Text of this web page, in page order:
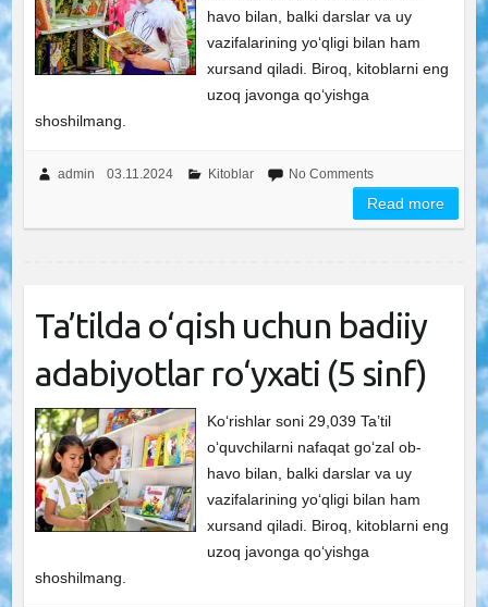
havo bilan, balki darslar va uy
vazifalarining yo‘qligi bilan ham
xursand qiladi. Biroq, kitoblarni eng
uzoq javonga qo‘yishga
shoshilmang.
admin 03.11.2024 Kitoblar No Comments
Read more
Ta’tilda o‘qish uchun badiiy
adabiyotlar ro‘yxati (5 sinf)
Ko‘rishlar soni 29,039 Ta’til
o‘quvchilarni nafaqat go‘zal ob-
havo bilan, balki darslar va uy
vazifalarining yo‘qligi bilan ham
xursand qiladi. Biroq, kitoblarni eng
uzoq javonga qo‘yishga
shoshilmang.